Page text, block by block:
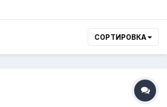
СОРТИРОВКА